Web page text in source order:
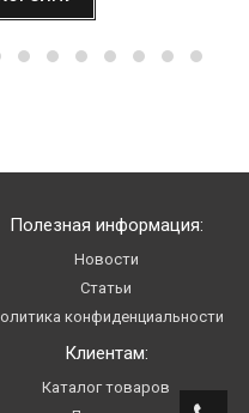
Клиентам:
Каталог товаров
Полезная информация:
Новости
Статьи
конфиденциальности